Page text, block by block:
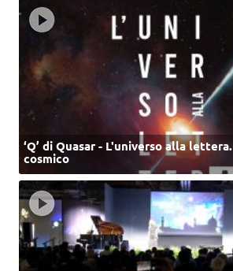
‘Q’ di Quasar - L'universo alla
cosmico